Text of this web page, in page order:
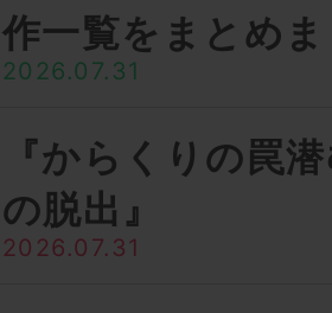
作一覧をまとめ
2026.07.31
『からくりの罠
の脱出』
2026.07.31